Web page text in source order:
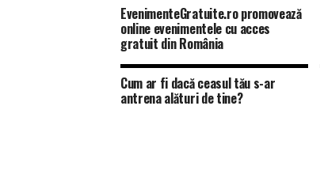
EvenimenteGratuite.ro promovează
online evenimentele cu acces
gratuit din România
Cum ar fi dacă ceasul tău s-ar
antrena alături de tine?